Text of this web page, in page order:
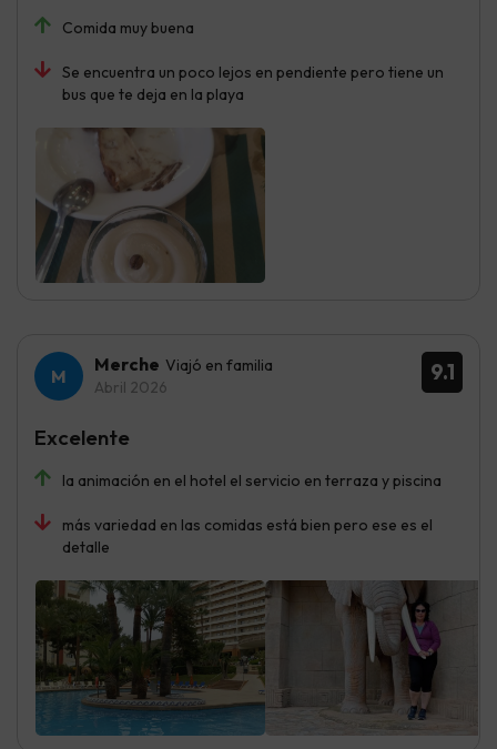
Comida muy buena
Se encuentra un poco lejos en pendiente pero tiene un
bus que te deja en la playa
9.1
Merche Viajó en familia
Abril 2026
la animación en el hotel el servicio en terraza y piscina
más variedad en las comidas está bien pero ese es el
detalle
Excelente